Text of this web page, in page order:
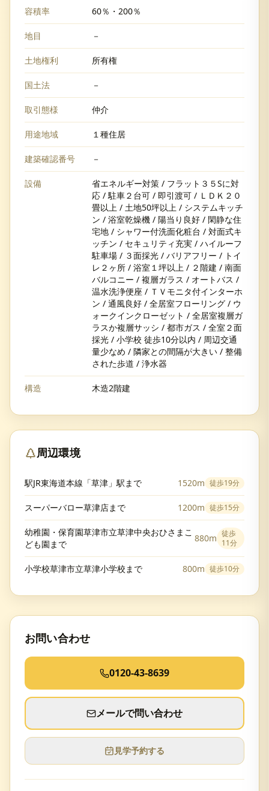
容積率 60％・200％
地目 －
土地権利 所有権
国土法 －
取引態様 仲介
用途地域 １種住居
建築確認番号 －
設備
省エネルギー対策 / フラット３５Sに対
応 / 駐車２台可 / 即引渡可 / ＬＤＫ２０
畳以上 / 土地50坪以上 / システムキッチ
ン / 浴室乾燥機 / 陽当り良好 / 閑静な住
宅地 / シャワー付洗面化粧台 / 対面式キ
ッチン / セキュリティ充実 / ハイルーフ
駐車場 / ３面採光 / バリアフリー / トイ
レ２ヶ所 / 浴室１坪以上 / ２階建 / 南面
バルコニー / 複層ガラス / オートバス /
温水洗浄便座 / ＴＶモニタ付インターホ
ン / 通風良好 / 全居室フローリング / ウ
ォークインクローゼット / 全居室複層ガ
ラスか複層サッシ / 都市ガス / 全室２面
採光 / 小学校 徒歩10分以内 / 周辺交通
量少なめ / 隣家との間隔が大きい / 整備
された歩道 / 浄水器
構造 木造2階建
周辺環境
駅JR東海道本線「草津」駅まで 1520m 徒歩19分
スーパーバロー草津店まで 1200m 徒歩15分
幼稚園・保育園草津市立草津中央おひさまこ
ども園まで
880m 徒歩
11分
小学校草津市立草津小学校まで 800m 徒歩10分
お問い合わせ
0120-43-8639
メールで問い合わせ
見学予約する